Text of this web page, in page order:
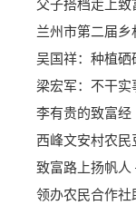
父子搭档走上致
兰州市第二届
吴国祥：种植硒
梁宏军：不干实
李有贵的致富经
西峰文安村农
致富路上扬帆
领办农民合作社